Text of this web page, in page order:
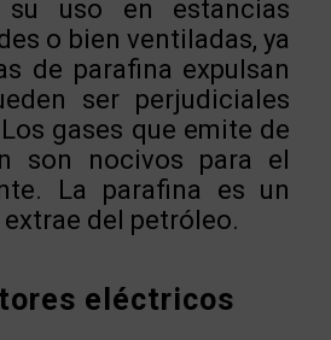
su uso en estancias
o bien ventiladas, ya
de parafina expulsan
ser perjudiciales
gases que emite de
son nocivos para el
La parafina es un
del petróleo.
eléctricos